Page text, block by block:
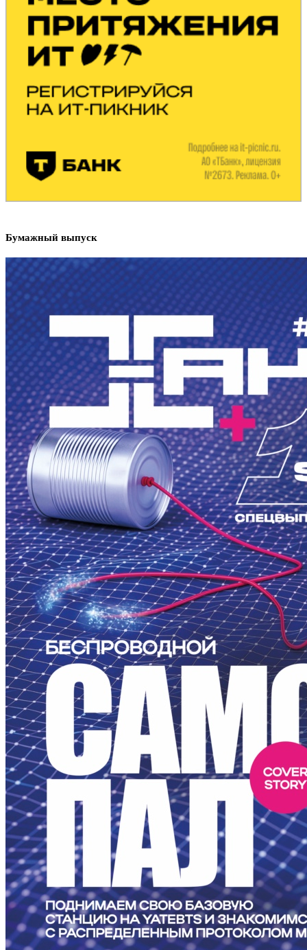
Бумажный выпуск